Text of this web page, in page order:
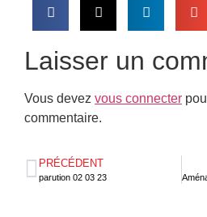
Laisser un
Vous devez vous connecter
commentaire.
PRÉCÉDENT
parution 02 03 23